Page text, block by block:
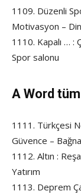
1109. Düzenli
Motivasyon –
1110. Kapalı … :
Spor salonu
A Word
1111. Türkçesi
Güvence –
1112. Altın :
Yatırım
1113. Deprem